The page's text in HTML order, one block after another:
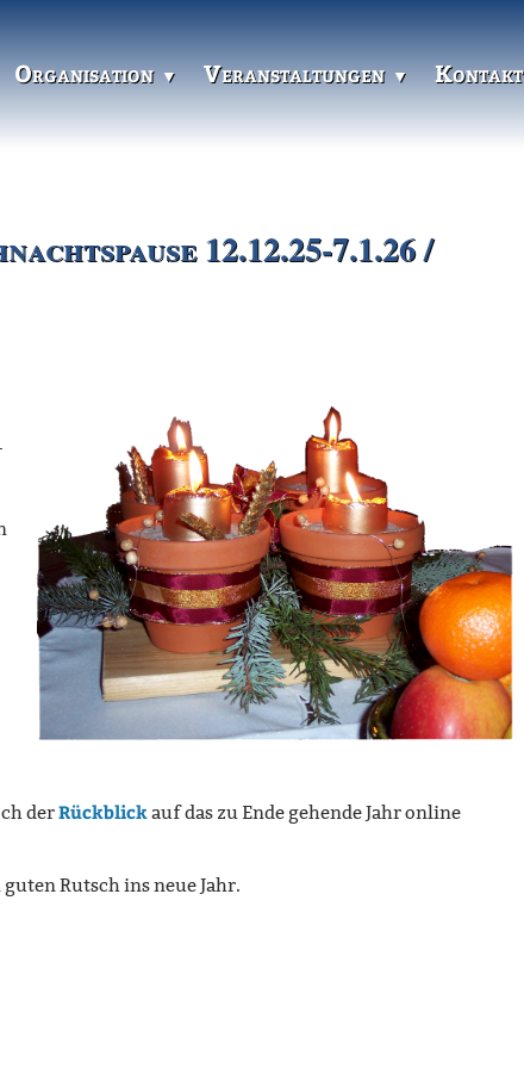
Organisation Veranstaltungen Kontakt
12.12.25-7.1.26 /
derRückblickauf das zu Ende gehende Jahr online
Rutsch ins neue Jahr.